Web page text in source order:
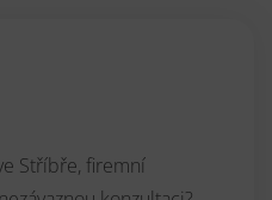
Stříbře, firemní